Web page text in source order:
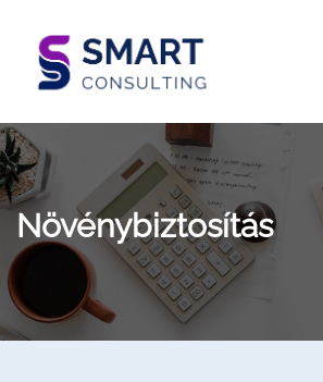
Növénybiztosítás